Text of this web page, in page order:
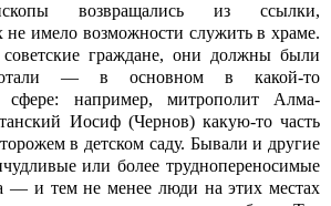
возвращались из ссылки,
не имело возможности служить в храме.
граждане, они должны были
— в основном в какой-то
сфере: например, митрополит Алма-
Иосиф (Чернов) какую-то часть
в детском саду. Бывали и другие
или более труднопереносимые
— и тем не менее люди на этих местах